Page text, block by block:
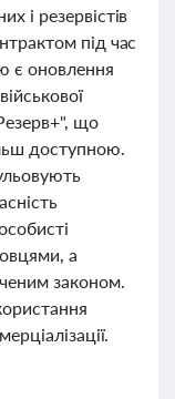
і резервістів
під час
є оновлення
що
доступною.
а
законом.